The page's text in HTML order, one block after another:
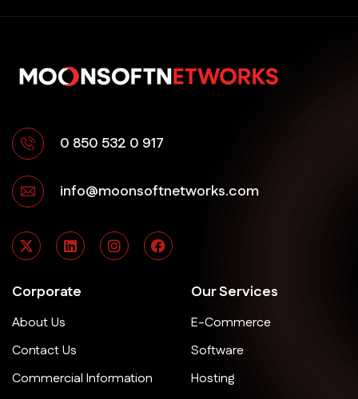
0 850 532 0 917
info@moonsoftnetworks.com
Corporate
About Us
Contact Us
Commercial Information
Our Services
E-Commerce
Software
Hosting